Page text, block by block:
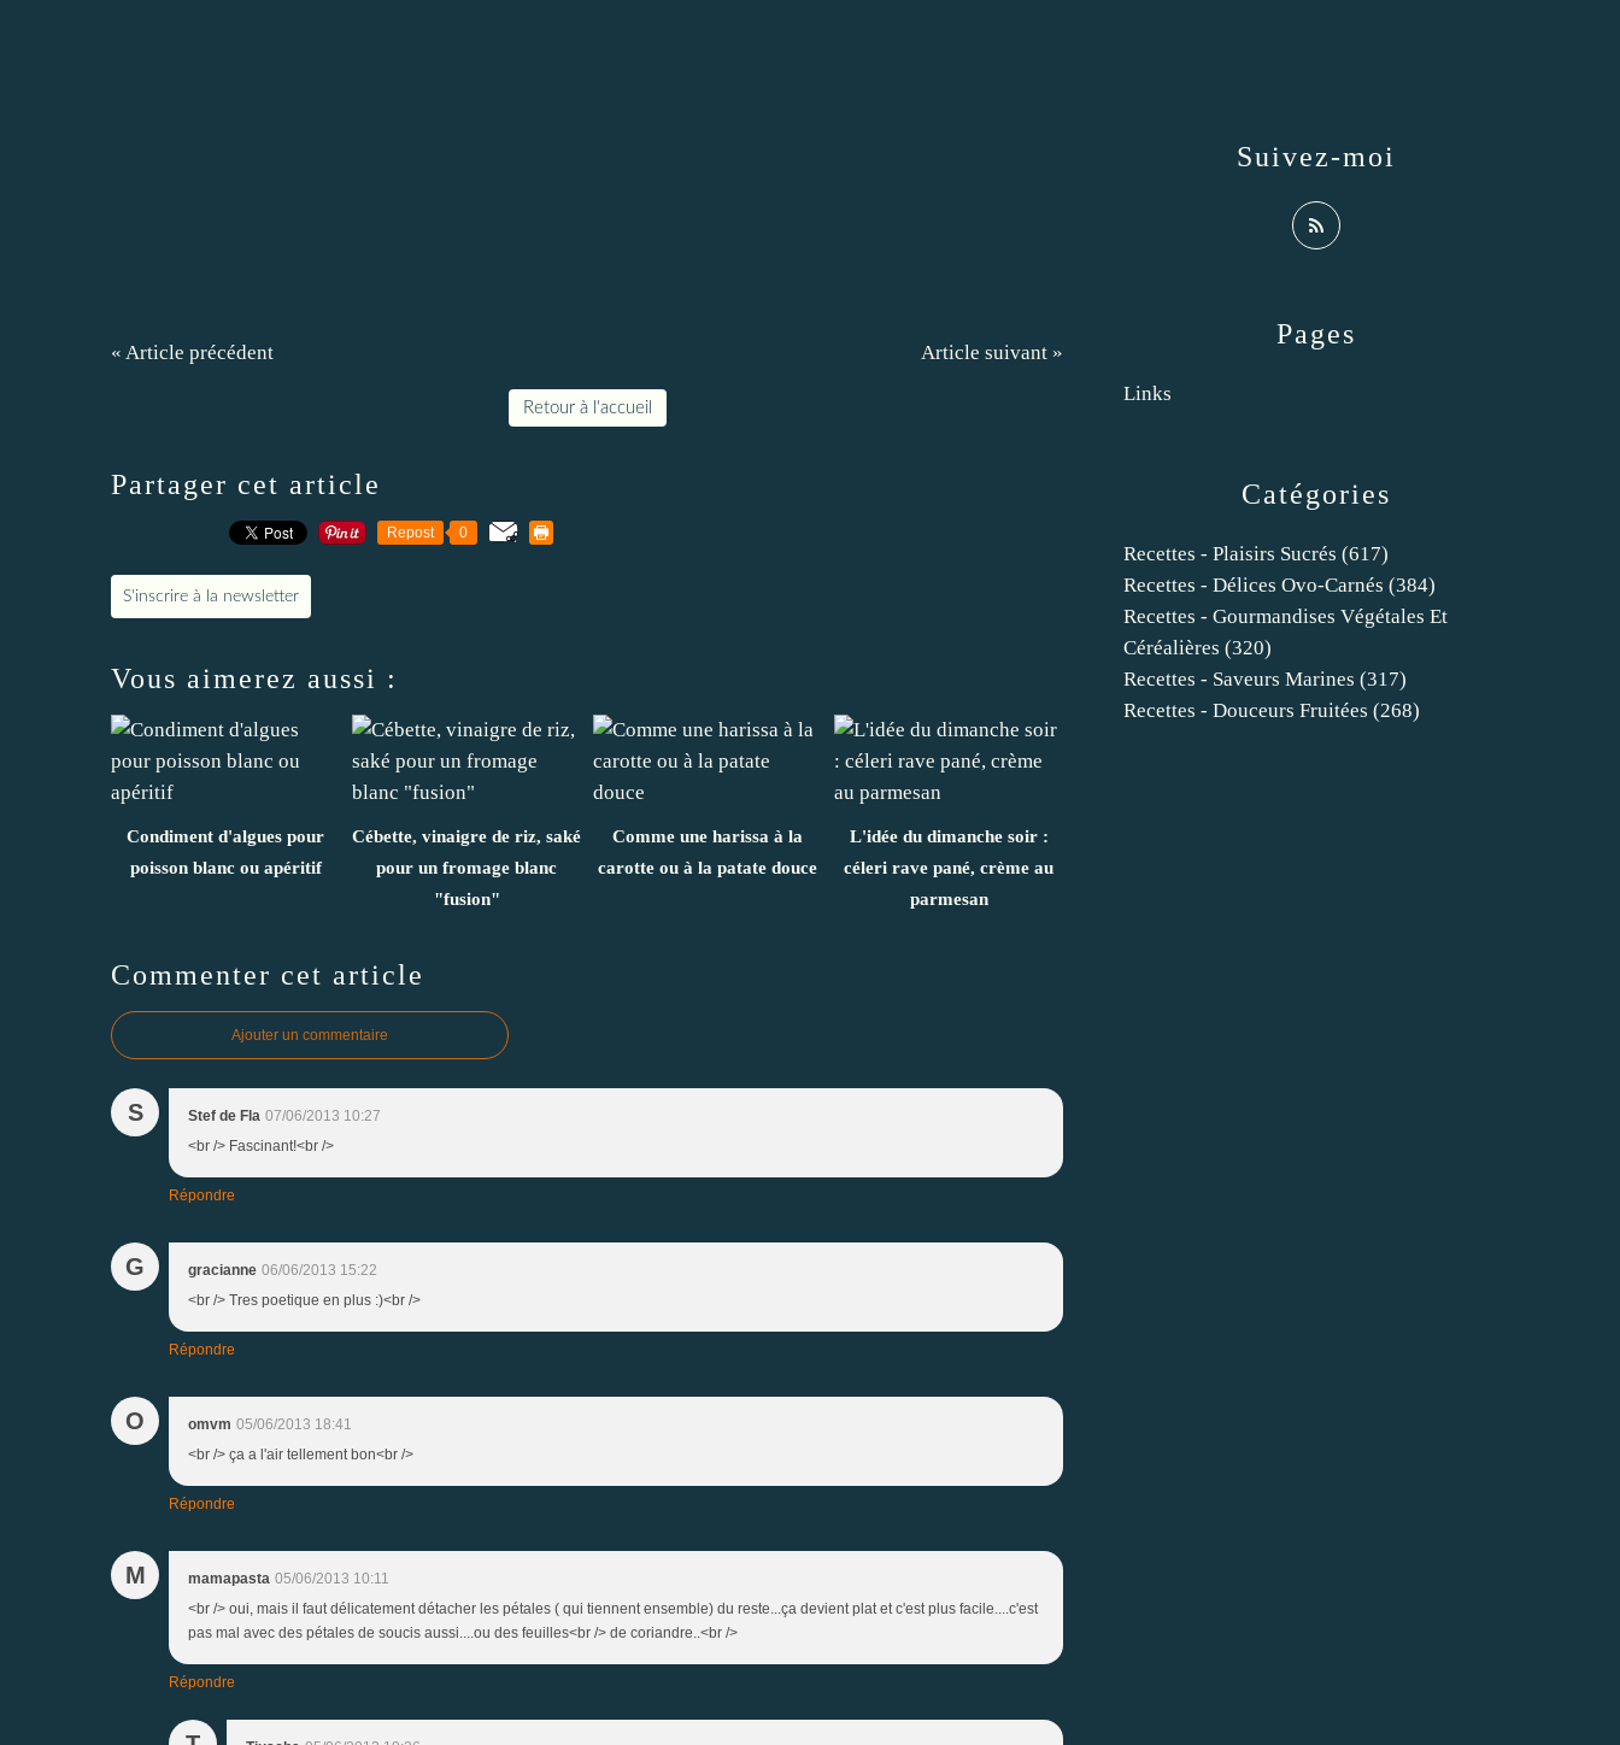
« Article précédent Article suivant »
Retour à l'accueil
Partager cet article
Repost 0
S'inscrire à la newsletter
Vous aimerez aussi :
Condiment d'algues pour
poisson blanc ou apéritif
Cébette, vinaigre de riz, saké
pour un fromage blanc
"fusion"
Comme une harissa à la
carotte ou à la patate douce
L'idée du dimanche soir :
céleri rave pané, crème au
parmesan
Commenter cet article
Ajouter un commentaire
S Stef de Fla 07/06/2013 10:27
<br /> Fascinant!<br />
Répondre
G gracianne 06/06/2013 15:22
<br /> Tres poetique en plus :)<br />
Répondre
O omvm 05/06/2013 18:41
<br /> ça a l'air tellement bon<br />
Répondre
M mamapasta 05/06/2013 10:11
<br /> oui, mais il faut délicatement détacher les pétales ( qui tiennent ensemble) du reste...ça devient plat et c'est plus facile....c'est
pas mal avec des pétales de soucis aussi....ou des feuilles<br /> de coriandre..<br />
Répondre
Catégories
Recettes - Plaisirs Sucrés (617)
Recettes - Délices Ovo-Carnés (384)
Recettes - Gourmandises Végétales Et
Céréalières (320)
Recettes - Saveurs Marines (317)
Recettes - Douceurs Fruitées (268)
Pages
Links
Suivez-moi